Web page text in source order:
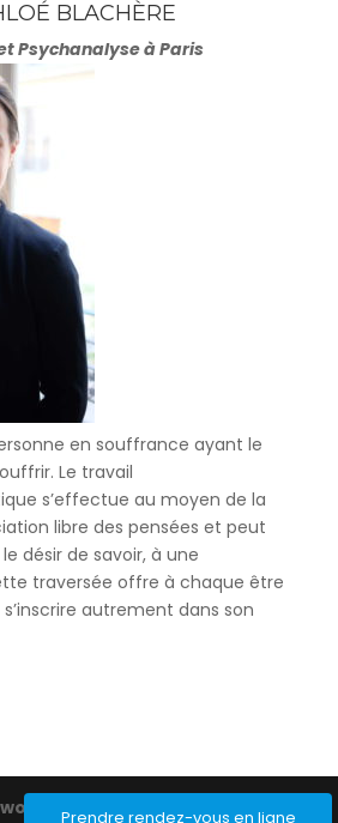
Prendre rendez-vous en ligne
BLACHÈRE
Psychanalyse à Paris
en souffrance ayant le
Le travail
s’effectue au moyen de la
libre des pensées et peut
désir de savoir, à une
traversée offre à chaque être
autrement dans son
wordpress-barcelona.com